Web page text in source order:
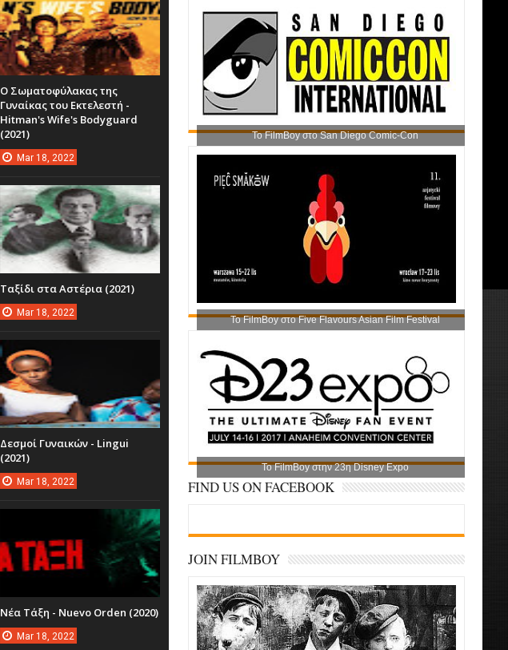
Το FilmBoy στο San Diego Comic-Con
Το FilmBoy στο Five Flavours Asian Film Festival
Το FilmBoy στην 23η Disney Expo
FIND US ON FACEBOOK
JOIN FILMBOY
Ο Σωματοφύλακας της
Γυναίκας του Εκτελεστή -
Hitman's Wife's Bodyguard
(2021)
Mar 18, 2022
Ταξίδι στα Αστέρια (2021)
Mar 18, 2022
Δεσμοί Γυναικών - Lingui
(2021)
Mar 18, 2022
Νέα Τάξη - Nuevo Orden (2020)
Mar 18, 2022